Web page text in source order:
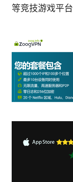
等竞技游戏平台